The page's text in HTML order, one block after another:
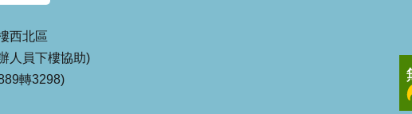
西北區
人員下樓協助)
轉3298)